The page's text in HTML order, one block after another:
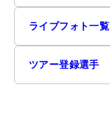
ライブフォト一覧
ツアー登録選手